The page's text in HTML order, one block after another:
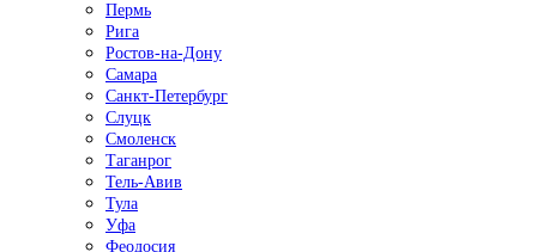
Пермь
Рига
Ростов-на-Дону
Самара
Санкт-Петербург
Слуцк
Смоленск
Таганрог
Тель-Авив
Тула
Уфа
Феодосия